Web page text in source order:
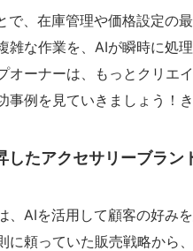
で、在庫管理や価格設定の
雑な作業を、AIが瞬時に処
オーナーは、もっとクリエ
事例を見ていきましょう！
したアクセサリーブラン
、AIを活用して顧客の好み
に頼っていた販売戦略から